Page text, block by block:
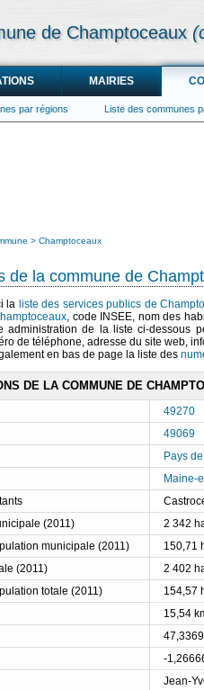
de Champtoceaux
MAIRIES
par régions Liste des communes
Champtoceaux
de la commune de
la liste des services publics de
, code INSEE, nom des
administration de la liste ci-dessous
de téléphone, adresse du site web,
en bas de page la liste des
DE LA COMMUNE DE
49270
49069
Pays
Maine-
(2011)
2 342
municipale (2011)
150,71
(2011)
2 402
totale (2011)
154,57
15,54
-
Jean-